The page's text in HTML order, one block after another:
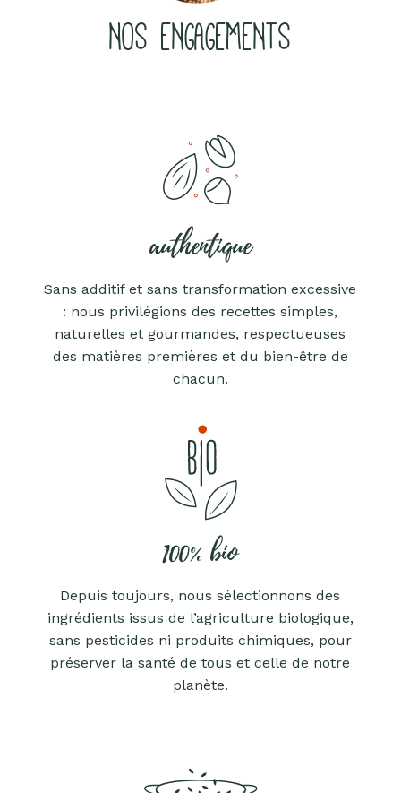
NOS ENGAGEMENTS
authentique
Sans additif et sans transformation excessive
: nous privilégions des recettes simples,
naturelles et gourmandes, respectueuses
des matières premières et du bien-être de
chacun.
100% bio
Depuis toujours, nous sélectionnons des
ingrédients issus de l’agriculture biologique,
sans pesticides ni produits chimiques, pour
préserver la santé de tous et celle de notre
planète.